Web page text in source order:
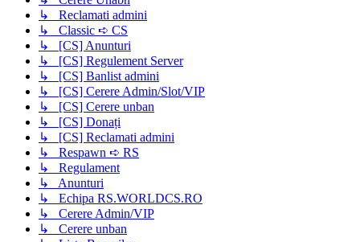
↳ Reclamati admini
↳ Classic ➪ CS
↳ [CS] Anunturi
↳ [CS] Regulement Server
↳ [CS] Banlist admini
↳ [CS] Cerere Admin/Slot/VIP
↳ [CS] Cerere unban
↳ [CS] Donați
↳ [CS] Reclamati admini
↳ Respawn ➪ RS
↳ Regulament
↳ Anunturi
↳ Echipa RS.WORLDCS.RO
↳ Cerere Admin/VIP
↳ Cerere unban